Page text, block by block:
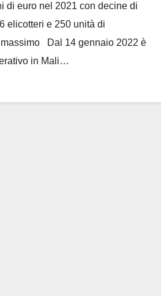
di euro nel 2021 con decine di
elicotteri e 250 unità di
Dal 14 gennaio 2022 è
in Mali…